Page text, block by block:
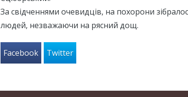
За свідченнями очевидців, на похорони
людей, незважаючи на рясний дощ.
Facebook Twitter